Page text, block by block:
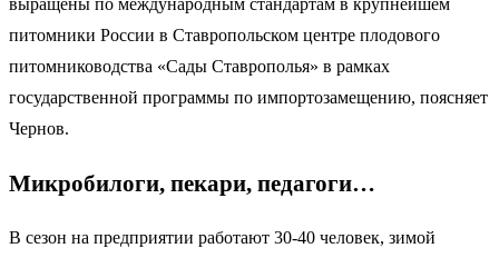
питомники России в Ставропольском центре плодового
питомниководства «Сады Ставрополья» в рамках
государственной программы по импортозамещению, поясняет
Чернов.
Микробилоги, пекари, педагоги…
В сезон на предприятии работают 30-40 человек, зимой